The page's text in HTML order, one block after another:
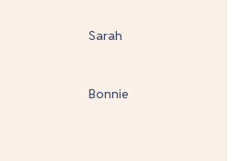
Sarah
Bonnie